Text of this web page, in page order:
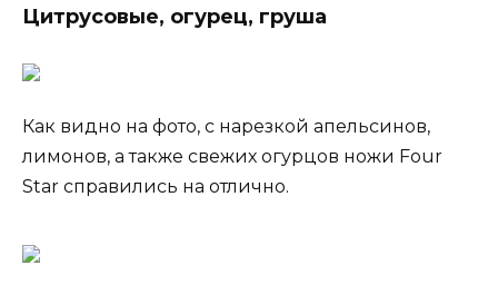
Цитрусовые, огурец, груша
Как видно на фото, с нарезкой апельсинов,
лимонов, а также свежих огурцов ножи Four
Star справились на отлично.